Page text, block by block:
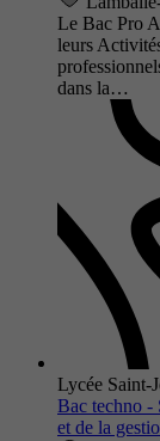
Le Bac Pro
leurs
dans la…
Lycée Saint-
Bac techno -
et de la